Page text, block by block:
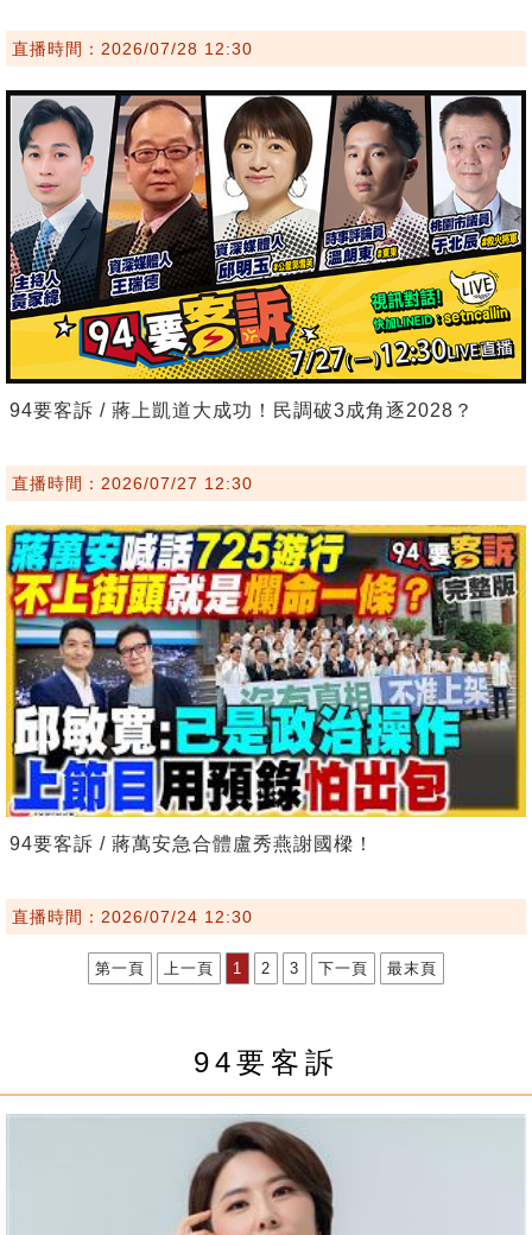
直播時間：2026/07/28 12:30
94要客訴 / 蔣上凱道大成功！民調破3成角逐2028？
直播時間：2026/07/27 12:30
94要客訴 / 蔣萬安急合體盧秀燕謝國樑！
直播時間：2026/07/24 12:30
第一頁 上一頁 1 2 3 下一頁 最末頁
94要客訴